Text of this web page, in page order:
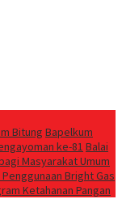
Bitung ‎Bapelkum
ke-81 Balai
Masyarakat Umum
Bright Gas
Ketahanan Pangan